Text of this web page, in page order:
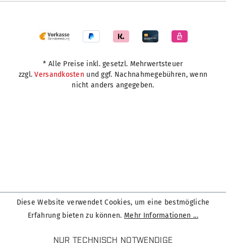
* Alle Preise inkl. gesetzl. Mehrwertsteuer
zzgl.Versandkosten und ggf. Nachnahmegebühren, wenn
nicht anders angegeben.
Diese Website verwendet Cookies, um eine bestmögliche
Erfahrung bieten zu können. Mehr Informationen ...
NUR TECHNISCH NOTWENDIGE